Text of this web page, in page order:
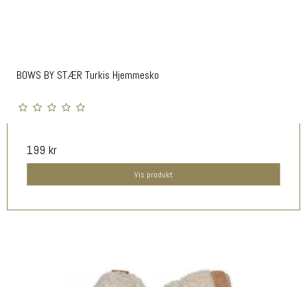
BOWS BY STÆR Turkis Hjemmesko
199 kr
Vis produkt